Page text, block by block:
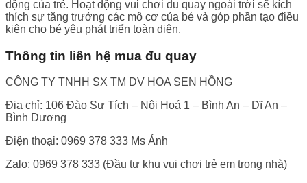
động của trẻ. Hoạt động vui chơi đu quay ngoài trời sẽ kích
thích sự tăng trưởng các mô cơ của bé và góp phần tạo điều
kiện cho bé yêu phát triển toàn diện.
Thông tin liên hệ mua đu quay
CÔNG TY TNHH SX TM DV HOA SEN HỒNG
Địa chỉ: 106 Đào Sư Tích – Nội Hoá 1 – Bình An – Dĩ An –
Bình Dương
Điện thoại: 0969 378 333 Ms Ánh
Zalo: 0969 378 333 (Đầu tư khu vui chơi trẻ em trong nhà)